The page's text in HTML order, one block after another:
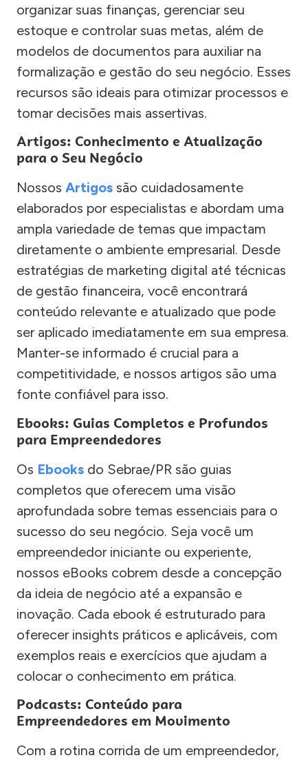
organizar suas finanças, gerenciar seu
estoque e controlar suas metas, além de
modelos de documentos para auxiliar na
formalização e gestão do seu negócio. Esses
recursos são ideais para otimizar processos e
tomar decisões mais assertivas.
Artigos: Conhecimento e Atualização
para o Seu Negócio
Nossos Artigos são cuidadosamente
elaborados por especialistas e abordam uma
ampla variedade de temas que impactam
diretamente o ambiente empresarial. Desde
estratégias de marketing digital até técnicas
de gestão financeira, você encontrará
conteúdo relevante e atualizado que pode
ser aplicado imediatamente em sua empresa.
Manter-se informado é crucial para a
competitividade, e nossos artigos são uma
fonte confiável para isso.
Ebooks: Guias Completos e Profundos
para Empreendedores
Os Ebooks do Sebrae/PR são guias
completos que oferecem uma visão
aprofundada sobre temas essenciais para o
sucesso do seu negócio. Seja você um
empreendedor iniciante ou experiente,
nossos eBooks cobrem desde a concepção
da ideia de negócio até a expansão e
inovação. Cada ebook é estruturado para
oferecer insights práticos e aplicáveis, com
exemplos reais e exercícios que ajudam a
colocar o conhecimento em prática.
Podcasts: Conteúdo para
Empreendedores em Movimento
Com a rotina corrida de um empreendedor,